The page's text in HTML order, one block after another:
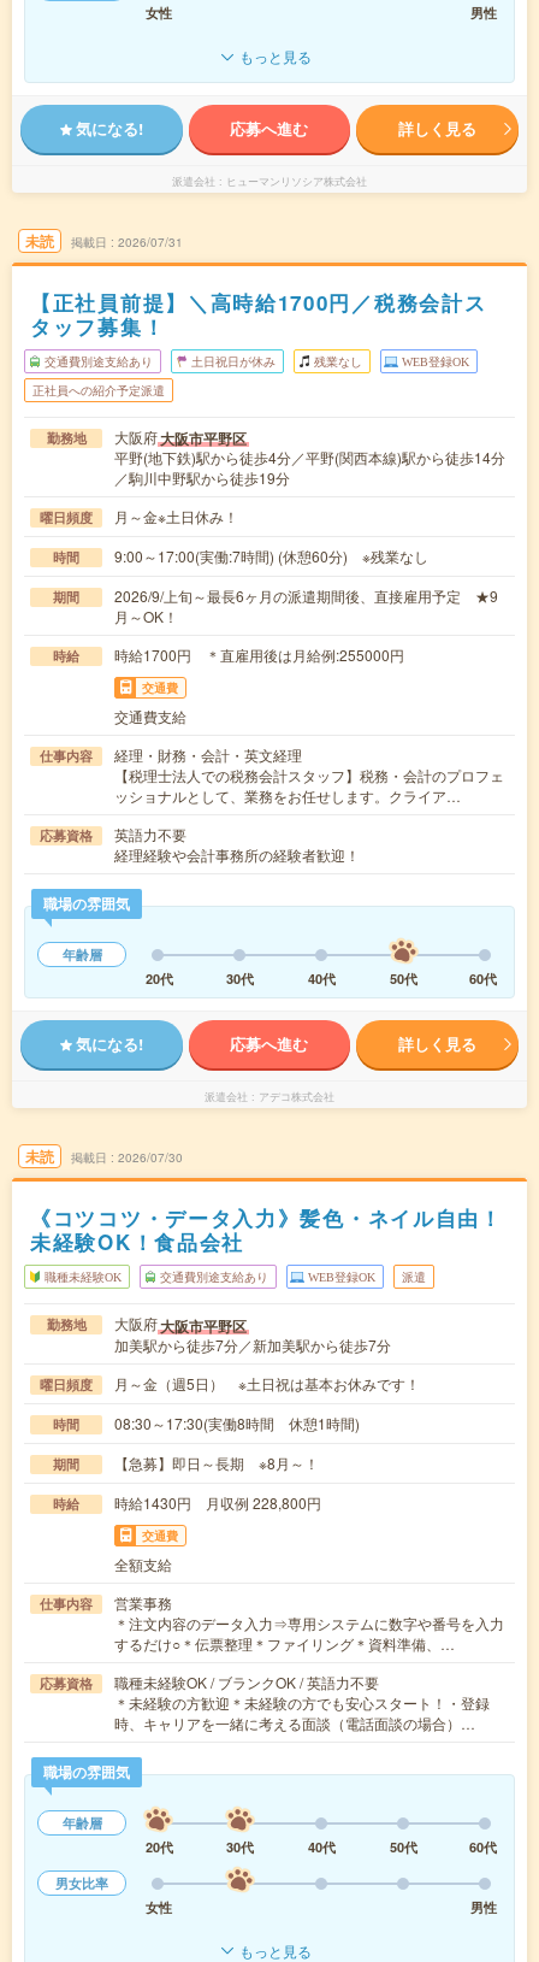
女性
男性
もっと見る
気になる! 応募へ進む 詳しく見る
派遣会社 ヒューマンリソシア株式会社
未読 掲載日 2026/07/31
【正社員前提】＼高時給1700円／税務会計ス
タッフ募集！
交通費別途支給あり 土日祝日が休み 残業なし WEB登録OK
正社員への紹介予定派遣
勤務地 大阪府大阪市平野区
平野(地下鉄)駅から徒歩4分／平野(関西本線)駅から徒歩14分
／駒川中野駅から徒歩19分
曜日頻度 月～金※土日休み！
時間 9:00～17:00(実働:7時間) (休憩60分) ※残業なし
期間
2026/9/上旬～最長6ヶ月の派遣期間後、直接雇用予定 ★9
月～OK！
時給 時給1700円 ＊直雇用後は月給例:255000円
交通費
交通費支給
仕事内容
経理・財務・会計・英文経理
【税理士法人での税務会計スタッフ】税務・会計のプロフェ
ッショナルとして、業務をお任せします。クライア…
応募資格
英語力不要
経理経験や会計事務所の経験者歓迎！
職場の雰囲気
年齢層
20代
30代 40代 50代 60代
気になる! 応募へ進む 詳しく見る
派遣会社 アデコ株式会社
未読 掲載日 2026/07/30
《コツコツ・データ入力》髪色・ネイル自由！
未経験OK！食品会社
職種未経験OK 交通費別途支給あり WEB登録OK 派遣
勤務地 大阪府大阪市平野区
加美駅から徒歩7分／新加美駅から徒歩7分
曜日頻度 月～金（週5日） ※土日祝は基本お休みです！
時間 08:30～17:30(実働8時間 休憩1時間)
期間 【急募】即日～長期 ※8月～！
時給 時給1430円 月収例 228,800円
交通費
全額支給
仕事内容
営業事務
＊注文内容のデータ入力⇒専用システムに数字や番号を入力
するだけ○＊伝票整理＊ファイリング＊資料準備、…
応募資格
職種未経験OK / ブランクOK / 英語力不要
＊未経験の方歓迎＊未経験の方でも安心スタート！・登録
時、キャリアを一緒に考える面談（電話面談の場合）…
職場の雰囲気
年齢層
20代
30代 40代 50代
60代
男女比率
女性
男性
もっと見る